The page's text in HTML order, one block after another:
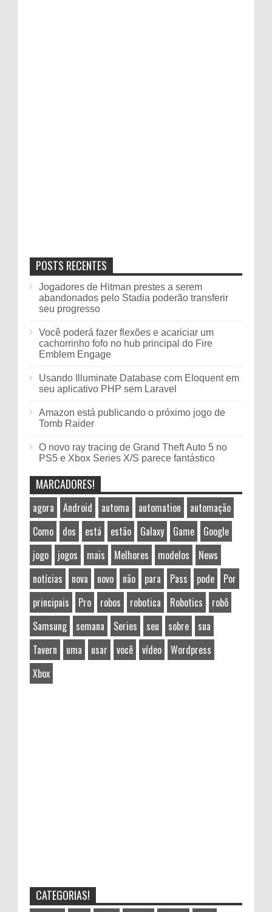
POSTS RECENTES
Jogadores de Hitman prestes a serem
abandonados pelo Stadia poderão transferir
seu progresso
Você poderá fazer flexões e acariciar um
cachorrinho fofo no hub principal do Fire
Emblem Engage
Usando Illuminate Database com Eloquent em
seu aplicativo PHP sem Laravel
Amazon está publicando o próximo jogo de
Tomb Raider
O novo ray tracing de Grand Theft Auto 5 no
PS5 e Xbox Series X/S parece fantástico
MARCADORES!
agora Android automa automation
automação
Como
dos está estão Galaxy Game
Google
jogo
jogos mais Melhores modelos
News
notícias
nova novo não para Pass pode
Por
principais
Pro robos robotica Robotics
robô
Samsung
semana Series seu sobre
sua
Tavern
uma usar você vídeo
Wordpress
Xbox
CATEGORIAS!